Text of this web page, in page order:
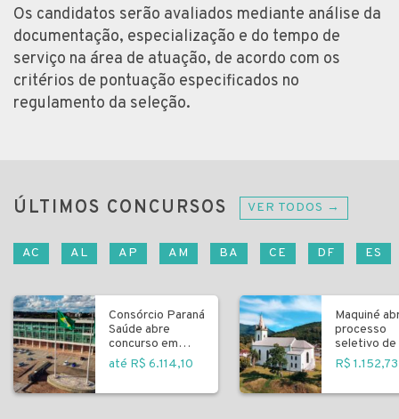
Os candidatos serão avaliados mediante análise da
documentação, especialização e do tempo de
serviço na área de atuação, de acordo com os
critérios de pontuação especificados no
regulamento da seleção.
ÚLTIMOS CONCURSOS VER TODOS →
AC AL AP AM BA CE DF ES
Consórcio Paraná
Saúde abre
concurso em
Curitiba
até R$ 6.114,10
Maquiné
processo
seletivo de
R$ 1.152,73